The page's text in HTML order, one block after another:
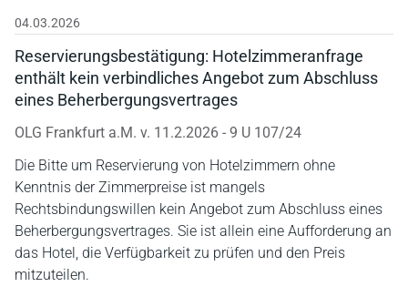
04.03.2026
Reservierungsbestätigung: Hotelzimmeranfrage
enthält kein verbindliches Angebot zum Abschluss
eines Beherbergungsvertrages
OLG Frankfurt a.M. v. 11.2.2026 - 9 U 107/24
Die Bitte um Reservierung von Hotelzimmern ohne
Kenntnis der Zimmerpreise ist mangels
Rechtsbindungswillen kein Angebot zum Abschluss eines
Beherbergungsvertrages. Sie ist allein eine Aufforderung an
das Hotel, die Verfügbarkeit zu prüfen und den Preis
mitzuteilen.